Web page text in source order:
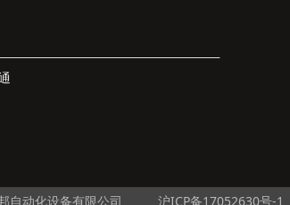
自动化设备有限公司 沪ICP备17052630号-1